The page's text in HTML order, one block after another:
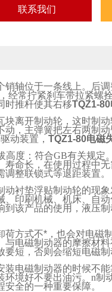
联系我们
轴位于一条线上。后
经常拧紧刹车带拉紧螺拴
时推杆使其右移TQZ1-
离开制动轮，这时制
，主弹簧把左右两制
动装置， TQZ1-80电磁
高度：符合GB有关规定
命长，在使用过程中
整联锁式等退距装置。
衬垫浮贴制动轮的现象
印刷机械、机床、自
该产品的使用，液压
方式不*，也会对电磁
电磁制动器的摩擦材
短，否则会缩短电磁制
电磁制动器的时候不
境好不要出油污。 n制
全的一种重要保障。